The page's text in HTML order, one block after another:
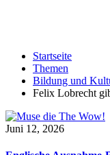
Startseite
Themen
Bildung und
Felix Lobrecht
Juni 12, 2026